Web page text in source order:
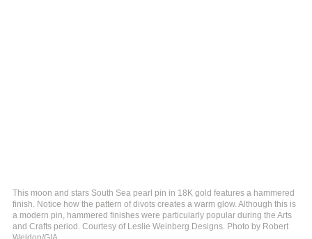
This moon and stars South Sea pearl pin in 18K gold features a hammered
finish. Notice how the pattern of divots creates a warm glow. Although this is
a modern pin, hammered finishes were particularly popular during the Arts
and Crafts period. Courtesy of Leslie Weinberg Designs. Photo by Robert